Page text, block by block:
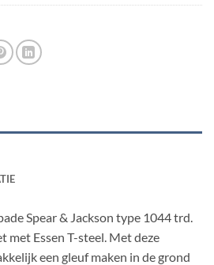
Spear & Jackson type 1044 trd.
met Essen T-steel. Met deze
een gleuf maken in de grond